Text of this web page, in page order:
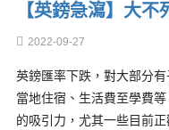
【英鎊急瀉】大
2022-09-27
英鎊匯率下跌，對大部分
當地住宿、生活費至學費
的吸引力，尤其一些目前